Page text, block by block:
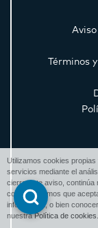
Términos
Utilizamos cookies
servicios mediante el
cierra este aviso, continúa
consideraremos que
información, o bien
nuestraPolítica de cookies